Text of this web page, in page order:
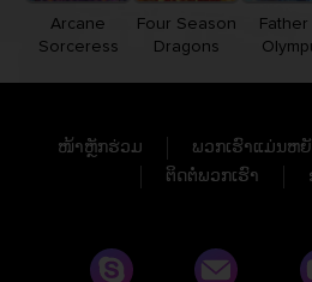
Arcane
Sorceress
Four Season
Dragons
ໜ້າຫຼັກຮ່ວມ ພວກເຮົາແມ່ນຫຍັ
ຕິດຕໍ່ພວກເຮົາ